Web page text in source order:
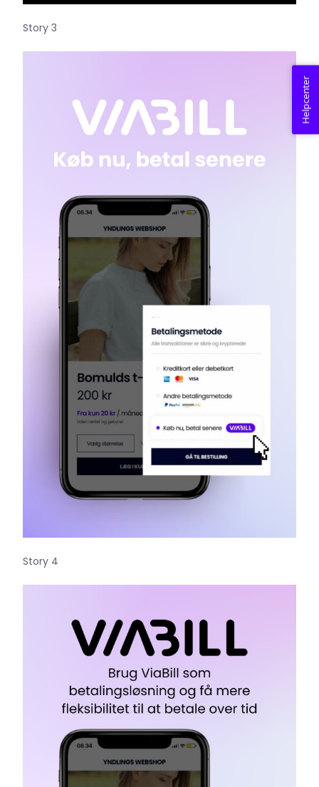
Story 3
Story 4
Helpcenter